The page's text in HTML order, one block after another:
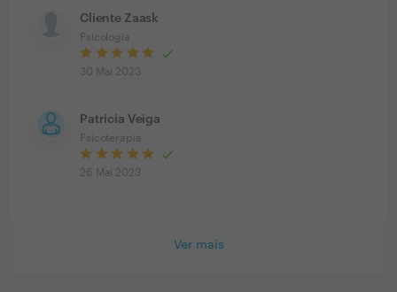
Cliente Zaask
Psicologia
30 Mai 2023
Patricia Veiga
Psicoterapia
26 Mai 2023
Ver mais